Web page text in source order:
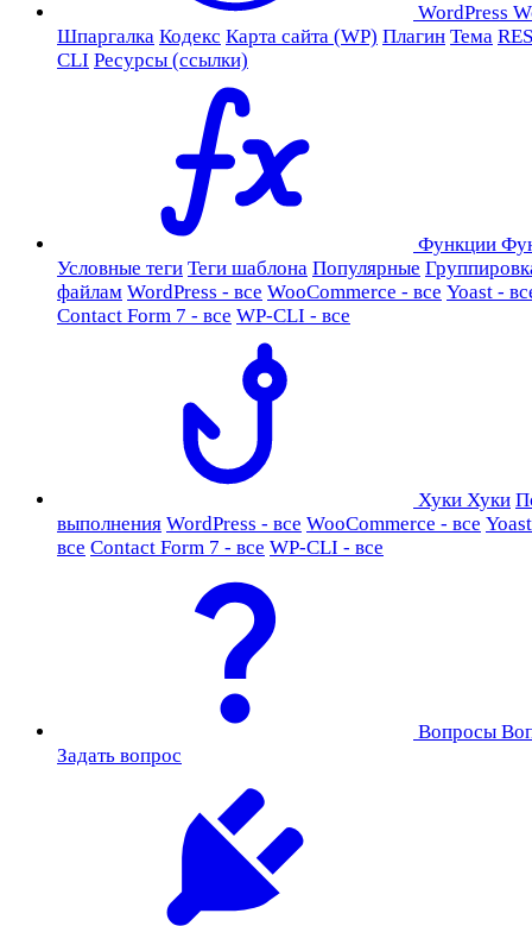
WordPress
Шпаргалка Кодекс Карта сайта (WP) Плагин Тема
CLI Ресурсы (ссылки)
Функции
Условные теги Теги шаблона Популярные
файлам WordPress - все WooCommerce - все Yoast -
Contact Form 7 - все WP-CLI - все
Хуки Хуки
выполнения WordPress - все WooCommerce - все
все Contact Form 7 - все WP-CLI - все
Вопросы
Задать вопрос